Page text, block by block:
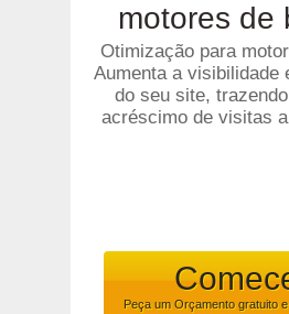
motores de
Otimização para
Aumenta a visibilidade
do seu site,
acréscimo de visitas
Peça um Orçamentogratuitoe